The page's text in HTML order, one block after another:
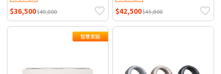
米
$36,500$40,000 $42,500$45,800
智慧家庭